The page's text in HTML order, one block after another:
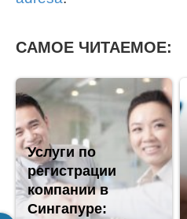
САМОЕ ЧИТАЕМОЕ:
Услуги по
регистрации
компании в
Сингапуре: